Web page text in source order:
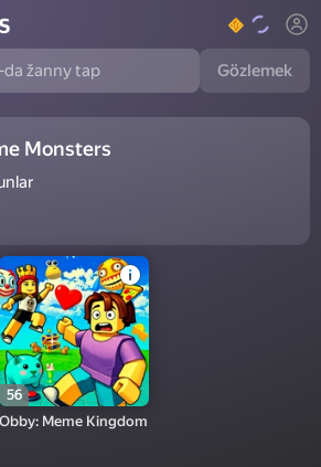
Gözlemek
Monsters
56
Obby: Meme Kingdom